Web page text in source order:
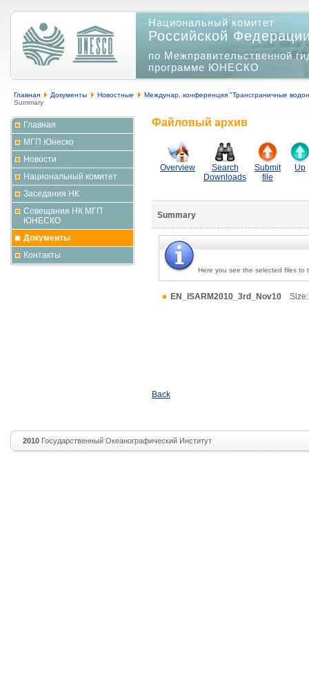
Национальный комитет
Российской
по Межправительственной
программе ЮНЕСКО
Главная Документы Новостные
Междунар. конференция "Трансграничные
Summary
Главная
МГП Юнеско
Новости
Национальный комитет
Заседания НК
Совещания НК МГП
ЮНЕСКО
Документы
Контакты
Файловый архив
Overview
Search
Downloads
Submit
file
Up
Summary
Here you see the selected files to
EN_ISARM2010_3rd_Nov10
Back
2010 Государственный Океанографический Институт